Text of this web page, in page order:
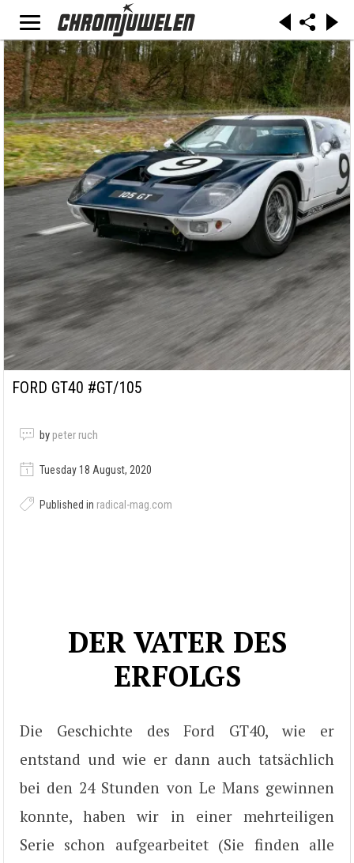
FORD GT40 #GT/105
by peter ruch
Tuesday 18 August, 2020
Published in radical-mag.com
DER VATER DES
ERFOLGS
Die Geschichte des Ford GT40, wie er
entstand und wie er dann auch tatsächlich
bei den 24 Stunden von Le Mans gewinnen
konnte, haben wir in einer mehrteiligen
Serie schon aufgearbeitet (Sie finden alle